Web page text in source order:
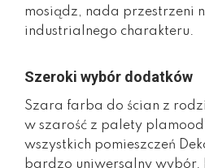
mosiądz, nada przestrzeni
industrialnego charakteru.
Szeroki wybór dodatków
Szara farba do ścian z
w szarość z palety
wszystkich pomieszczeń
bardzo uniwersalny wybór.